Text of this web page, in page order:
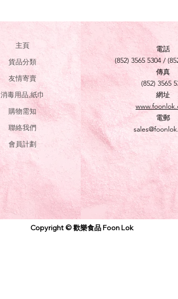
主頁
貨品分類
友情寄賣
消毒用品,紙巾
購物需知
聯絡我們
會員計劃
電話
(852) 3565 5304 /
傳真
(852) 3565
網址
電郵
Copyright © 歡樂食品 Foon Lok